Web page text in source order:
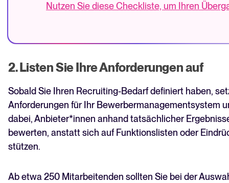
Nutzen Sie diese Checkliste, um Ihren
2. Listen Sie Ihre Anforderungen auf
Sobald Sie Ihren Recruiting-Bedarf definiert haben,
Anforderungen für Ihr Bewerbermanagementsystem
dabei, Anbieter*innen anhand tatsächlicher
bewerten, anstatt sich auf Funktionslisten oder
stützen.
Ab etwa 250 Mitarbeitenden sollten Sie bei der